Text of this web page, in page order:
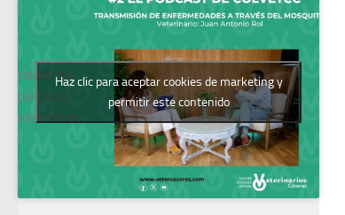
Podcast del
Colegio de
Veterinarios
Haz clic para aceptar cookies de marketing y
permitir este contenido